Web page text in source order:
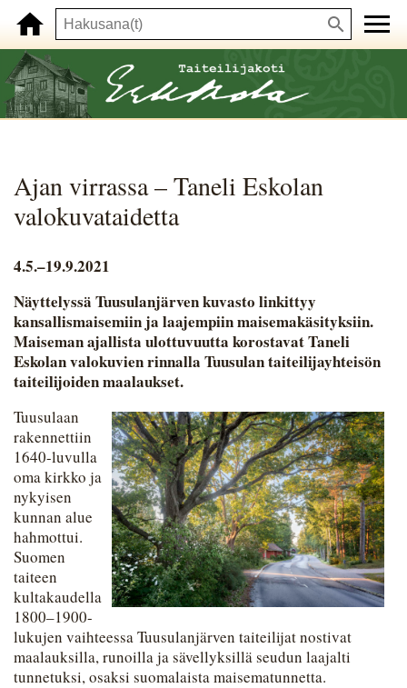
Ajan virrassa – Taneli Eskolan
valokuvataidetta
4.5.–19.9.2021
Näyttelyssä Tuusulanjärven kuvasto linkittyy
kansallismaisemiin ja laajempiin maisemakäsityksiin.
Maiseman ajallista ulottuvuutta korostavat Taneli
Eskolan valokuvien rinnalla Tuusulan taiteilijayhteisön
taiteilijoiden maalaukset.
Tuusulaan
rakennettiin
1640-luvulla
oma kirkko ja
nykyisen
kunnan alue
hahmottui.
Suomen
taiteen
kultakaudella
1800–1900-
lukujen vaihteessa Tuusulanjärven taiteilijat nostivat
maalauksilla, runoilla ja sävellyksillä seudun laajalti
tunnetuksi, osaksi suomalaista maisematunnetta.